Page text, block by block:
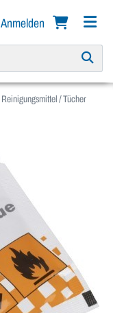
Anmelden
Reinigungsmittel / Tücher